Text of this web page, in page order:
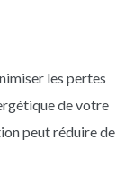
les pertes
de votre
peut réduire de